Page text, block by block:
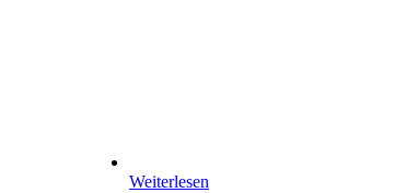
Weiterlesen